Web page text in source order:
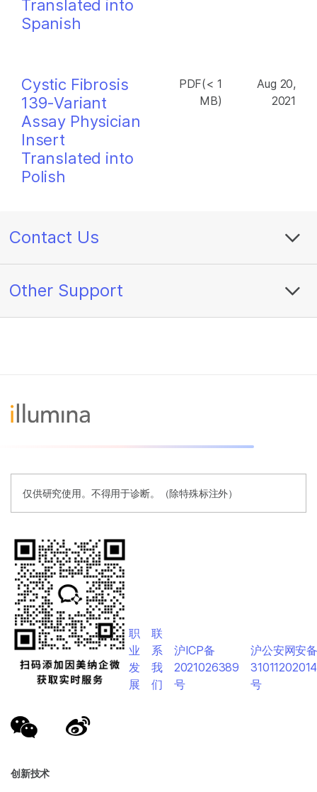
Translated into
Spanish
Cystic Fibrosis
139-Variant
Assay Physician
Insert
Translated into
Polish
PDF(< 1
MB)
Aug 20,
2021
Contact Us
Other Support
仅供研究使用。不得用于诊断。（除特殊标注外）
创新技术
职
业
发
展
联
系
我
们
沪ICP备
2021026389
号
沪公安网安
号